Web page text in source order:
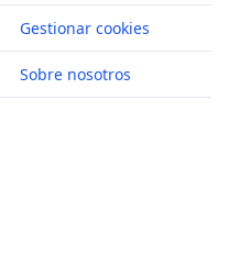
Gestionar cookies
Sobre nosotros